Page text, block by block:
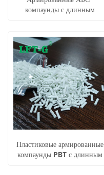
компаунды с длинным
Пластиковые армированные
компаунды PBT с длинным